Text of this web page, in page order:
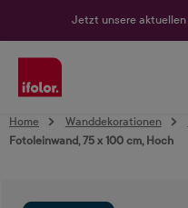
Jetzt unsere aktuellen
Home Wanddekorationen
Fotoleinwand, 75 x 100 cm, Hoch